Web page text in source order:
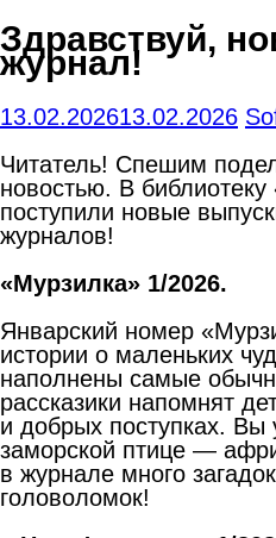
Здравствуй,
журнал!
13.02.202613.02.2026
Читатель! Спешим
новостью. В
поступили новые
журналов!
«Мурзилка» 1/2026.
Январский номер
истории о маленьких
наполнены самые
рассказики напомнят
и добрых поступках. Вы
заморской птице —
в журнале много
головоломок!